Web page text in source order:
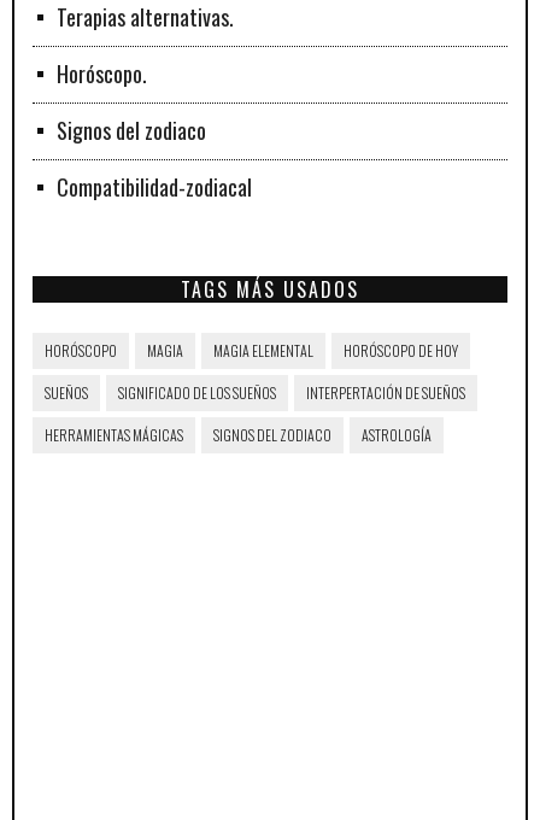
Terapias alternativas.
Horóscopo.
Signos del zodiaco
Compatibilidad-zodiacal
TAGS MÁS USADOS
HORÓSCOPO MAGIA MAGIA ELEMENTAL HORÓSCOPO DE HOY
SUEÑOS SIGNIFICADO DE LOS SUEÑOS INTERPERTACIÓN DE SUEÑOS
HERRAMIENTAS MÁGICAS SIGNOS DEL ZODIACO ASTROLOGÍA